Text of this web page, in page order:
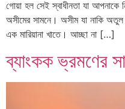
গোয়া হল সেই স্বাধীনতা যা আপনাকে
অসীমের সামনে। অসীম যা নাকি অতুল
এক মারিয়ানা খাতে। আচ্ছা না […]
ব্যাংকক ভ্রমণের